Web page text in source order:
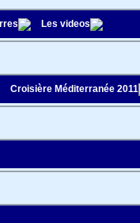
Les videos
Croisière Méditerranée 2011